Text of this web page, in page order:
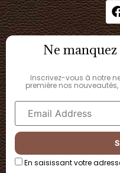
Ne manquez
Inscrivez-vous à notre
première nos
En saisissant votre